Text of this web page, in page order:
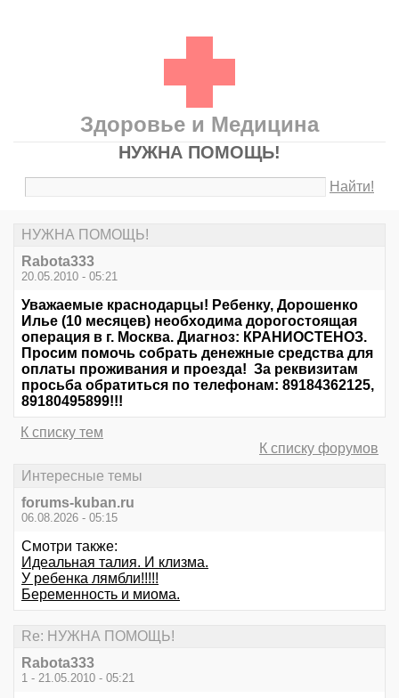
Здоровье и Медицина
НУЖНА ПОМОЩЬ!
Найти!
НУЖНА ПОМОЩЬ!
Rabota333
20.05.2010 - 05:21
Уважаемые краснодарцы! Ребенку, Дорошенко
Илье (10 месяцев) необходима дорогостоящая
операция в г. Москва. Диагноз: КРАНИОСТЕНОЗ.
Просим помочь собрать денежные средства для
оплаты проживания и проезда! За реквизитам
просьба обратиться по телефонам: 89184362125,
89180495899!!!
К списку тем
К списку форумов
Интересные темы
forums-kuban.ru
06.08.2026 - 05:15
Смотри также:
Идеальная талия. И клизма.
У ребенка лямбли!!!!!
Беременность и миома.
Re: НУЖНА ПОМОЩЬ!
Rabota333
1 - 21.05.2010 - 05:21